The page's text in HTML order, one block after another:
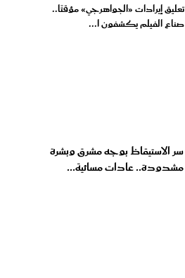
تعليق إيرادات «الجواهرجي» مؤقتًا..
صناع الفيلم يكشفون ا...
سر الاستيقاظ بوجه مشرق وبشرة
مشدودة.. عادات مسائية...